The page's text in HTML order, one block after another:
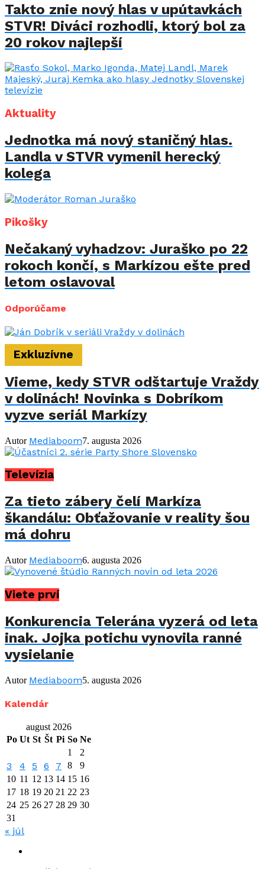
Takto znie nový hlas v upútavkách
STVR! Diváci rozhodli, ktorý bol za
20 rokov najlepší
Aktuality
Jednotka má nový staničný hlas.
Landla v STVR vymenil herecký
kolega
Pikošky
Nečakaný vyhadzov: Juraško po 22
rokoch končí, s Markízou ešte pred
letom oslavoval
Odporúčame
Exkluzívne
Vieme, kedy STVR odštartuje Vraždy
v dolinách! Novinka s Dobríkom
vyzve seriál Markízy
Autor Mediaboom7. augusta 2026
Televízia
Za tieto zábery čelí Markíza
škandálu: Obťažovanie v reality šou
má dohru
Autor Mediaboom6. augusta 2026
Viete prví
Konkurencia Telerána vyzerá od leta
inak. Jojka potichu vynovila ranné
vysielanie
Autor Mediaboom5. augusta 2026
Kalendár
august 2026
Po Ut St Št Pi So Ne
1
2
3 4 5 6 7 8
9
10 11 12 13 14 15 16
17 18 19 20 21 22 23
24 25 26 27 28 29 30
31
« júl